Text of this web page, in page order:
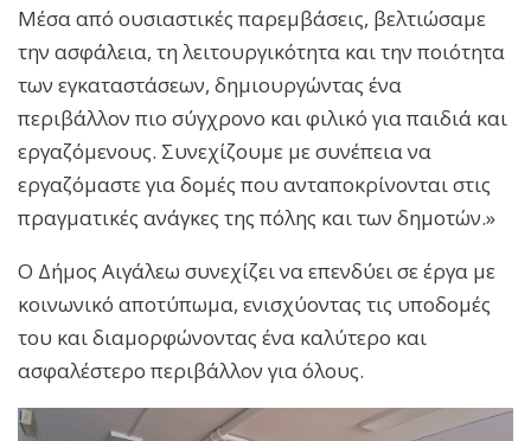
Μέσα από ουσιαστικές παρεμβάσεις, βελτιώσαμε
την ασφάλεια, τη λειτουργικότητα και την ποιότητα
των εγκαταστάσεων, δημιουργώντας ένα
περιβάλλον πιο σύγχρονο και φιλικό για παιδιά και
εργαζόμενους. Συνεχίζουμε με συνέπεια να
εργαζόμαστε για δομές που ανταποκρίνονται στις
πραγματικές ανάγκες της πόλης και των δημοτών.»
Ο Δήμος Αιγάλεω συνεχίζει να επενδύει σε έργα με
κοινωνικό αποτύπωμα, ενισχύοντας τις υποδομές
του και διαμορφώνοντας ένα καλύτερο και
ασφαλέστερο περιβάλλον για όλους.